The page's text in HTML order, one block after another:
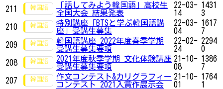
211
「話してみよう韓国語」高校生
全国大会 結果発表
22-03-
14
1431
3
210
特別講座「BTSと学ぶ韓国語講
座」受講生募集
22-03-
04
1617
7
209
韓国語講座 2022年度春季学期
受講生募集要項
22-02-
24
2294
0
208
2021年度秋季学期 文化体験講座
受講生募集要項
21-10-
08
1386
7
207
作文コンテスト&カリグラフィー
コンテスト 2021入賞作展示会
21-10-
01
1764
1